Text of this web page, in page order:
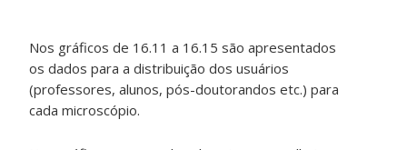
Nos gráficos de 16.11 a 16.15 são apresentados
os dados para a distribuição dos usuários
(professores, alunos, pós-doutorandos etc.) para
cada microscópio.